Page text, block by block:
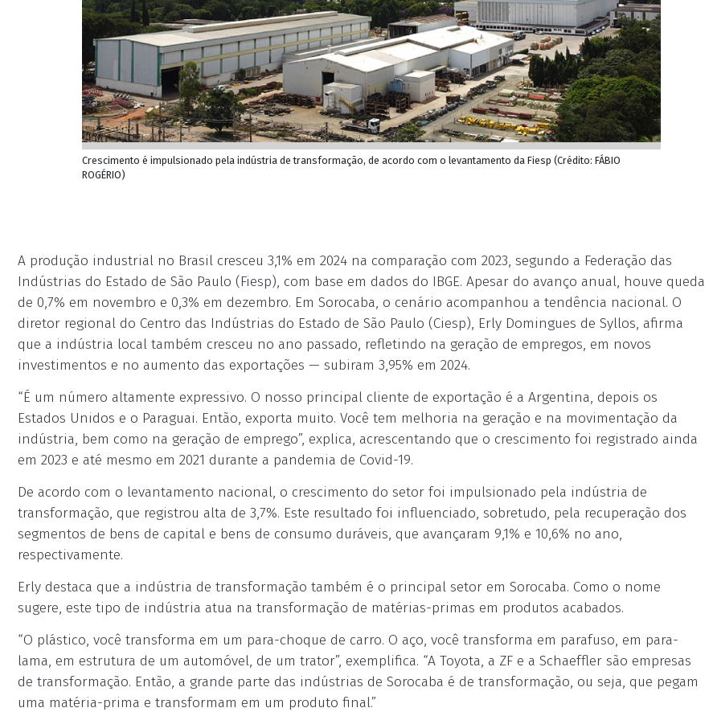
Crescimento é impulsionado pela indústria de transformação, de acordo com o levantamento da Fiesp (Crédito: FÁBIO
ROGÉRIO)
A produção industrial no Brasil cresceu 3,1% em 2024 na comparação com 2023, segundo a Federação das
Indústrias do Estado de São Paulo (Fiesp), com base em dados do IBGE. Apesar do avanço anual, houve queda
de 0,7% em novembro e 0,3% em dezembro. Em Sorocaba, o cenário acompanhou a tendência nacional. O
diretor regional do Centro das Indústrias do Estado de São Paulo (Ciesp), Erly Domingues de Syllos, afirma
que a indústria local também cresceu no ano passado, refletindo na geração de empregos, em novos
investimentos e no aumento das exportações — subiram 3,95% em 2024.
“É um número altamente expressivo. O nosso principal cliente de exportação é a Argentina, depois os
Estados Unidos e o Paraguai. Então, exporta muito. Você tem melhoria na geração e na movimentação da
indústria, bem como na geração de emprego”, explica, acrescentando que o crescimento foi registrado ainda
em 2023 e até mesmo em 2021 durante a pandemia de Covid-19.
De acordo com o levantamento nacional, o crescimento do setor foi impulsionado pela indústria de
transformação, que registrou alta de 3,7%. Este resultado foi influenciado, sobretudo, pela recuperação dos
segmentos de bens de capital e bens de consumo duráveis, que avançaram 9,1% e 10,6% no ano,
respectivamente.
Erly destaca que a indústria de transformação também é o principal setor em Sorocaba. Como o nome
sugere, este tipo de indústria atua na transformação de matérias-primas em produtos acabados.
“O plástico, você transforma em um para-choque de carro. O aço, você transforma em parafuso, em para-
lama, em estrutura de um automóvel, de um trator”, exemplifica. “A Toyota, a ZF e a Schaeffler são empresas
de transformação. Então, a grande parte das indústrias de Sorocaba é de transformação, ou seja, que pegam
uma matéria-prima e transformam em um produto final.”